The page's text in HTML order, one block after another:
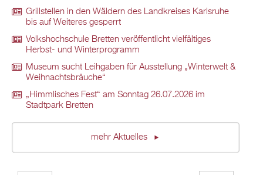
Grillstellen in den Wäldern des Landkreises Karlsruhe
bis auf Weiteres gesperrt
Volkshochschule Bretten veröffentlicht vielfältiges
Herbst- und Winterprogramm
Museum sucht Leihgaben für Ausstellung „Winterwelt &
Weihnachtsbräuche“
„Himmlisches Fest“ am Sonntag 26.07.2026 im
Stadtpark Bretten
mehr Aktuelles